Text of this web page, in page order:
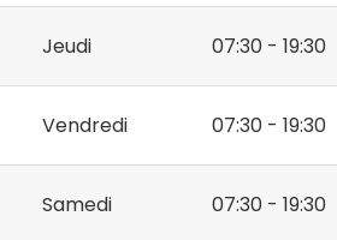
Jeudi 07:30 - 19:30
Vendredi 07:30 - 19:30
Samedi 07:30 - 19:30